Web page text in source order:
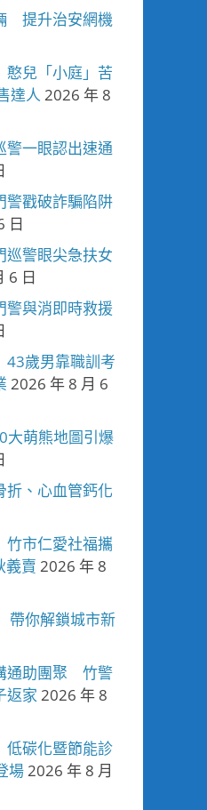
提升治安網機
兒「小庭」苦
達人 2026 年 8
一眼認出速通
戳破詐騙陷阱
日
警眼尖急扶女
6 日
與消即時救援
歲男靠職訓考
2026 年 8 月 6
萌熊地圖引爆
、心血管鈣化
市仁愛社福攜
義賣 2026 年 8
你解鎖城市新
通助團聚 竹警
返家 2026 年 8
碳化暨節能診
場2026 年 8 月